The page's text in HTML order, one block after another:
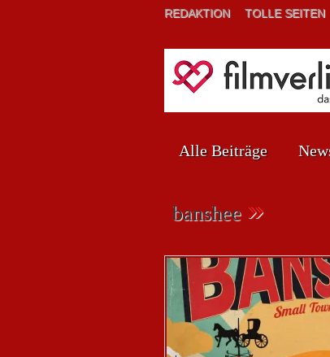
REDAKTION TOLLE SEITEN
Alle Beiträge
banshee »